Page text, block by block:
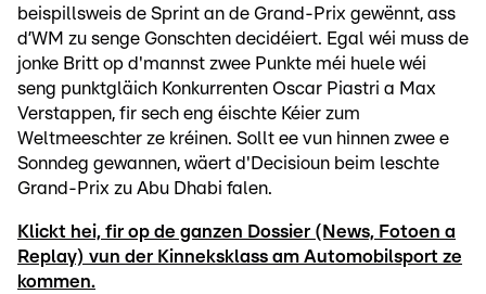
beispillsweis de Sprint an de Grand-Prix gewënnt, ass
d’WM zu senge Gonschten decidéiert. Egal wéi muss de
jonke Britt op d'mannst zwee Punkte méi huele wéi
seng punktgläich Konkurrenten Oscar Piastri a Max
Verstappen, fir sech eng éischte Kéier zum
Weltmeeschter ze kréinen. Sollt ee vun hinnen zwee e
Sonndeg gewannen, wäert d'Decisioun beim leschte
Grand-Prix zu Abu Dhabi falen.
Klickt hei, fir op de ganzen Dossier (News, Fotoen a
Replay) vun der Kinneksklass am Automobilsport ze
kommen.